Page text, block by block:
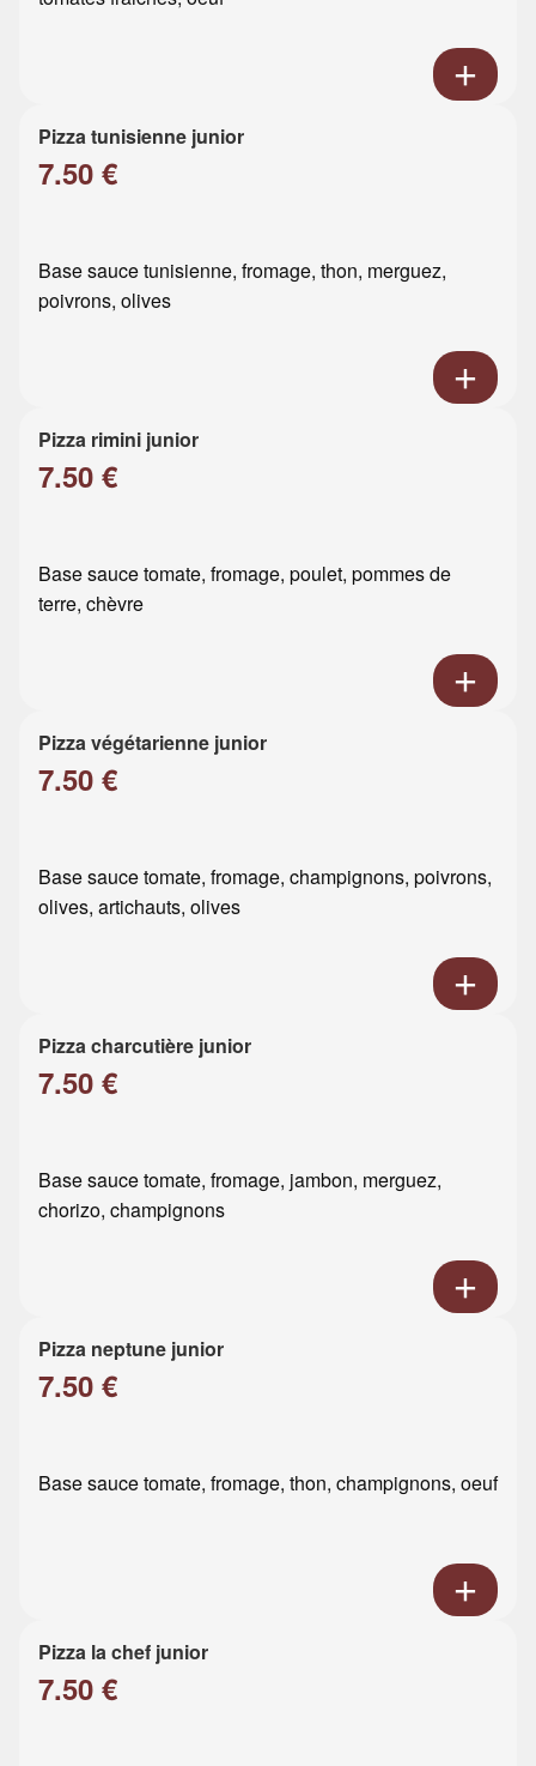
Pizza tunisienne junior
7.50 €
Base sauce tunisienne, fromage, thon, merguez,
poivrons, olives
Pizza rimini junior
7.50 €
Base sauce tomate, fromage, poulet, pommes de
terre, chèvre
Pizza végétarienne junior
7.50 €
Base sauce tomate, fromage, champignons, poivrons,
olives, artichauts, olives
Pizza charcutière junior
7.50 €
Base sauce tomate, fromage, jambon, merguez,
chorizo, champignons
Pizza neptune junior
7.50 €
Base sauce tomate, fromage, thon, champignons, oeuf
Pizza la chef junior
7.50 €